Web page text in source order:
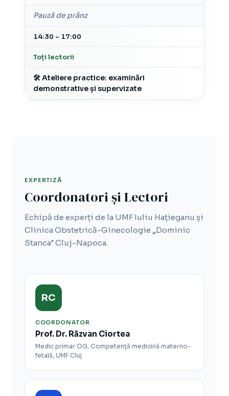
Pauză de prânz
14:30 – 17:00
Toți lectorii
🛠 Ateliere practice: examinări
demonstrative și supervizate
EXPERTIZĂ
Coordonatori și Lectori
Echipă de experți de la UMF Iuliu Hațieganu și
Clinica Obstetrică-Ginecologie „Dominic
Stanca" Cluj-Napoca.
RC
COORDONATOR
Prof. Dr. Răzvan Ciortea
Medic primar OG, Competență medicină materno-
fetală, UMF Cluj